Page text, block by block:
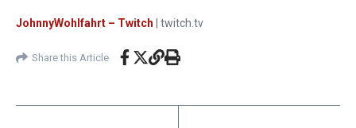
JohnnyWohlfahrt – Twitch | twitch.tv
Share this Article